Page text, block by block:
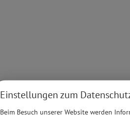
Einstellungen zum
Beim Besuch unserer Website werden